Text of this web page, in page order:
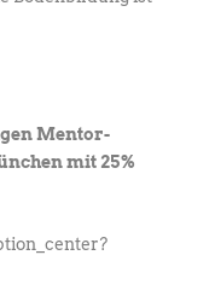
Mentor-
mit 25%